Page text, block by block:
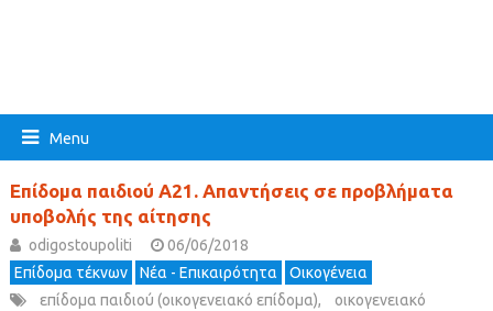
Menu
Επίδομα παιδιού Α21. Απαντήσεις σε προβλήματα
υποβολής της αίτησης
odigostoupoliti
06/06/2018
Επίδομα τέκνων
Νέα - Επικαιρότητα
Οικογένεια
επίδομα παιδιού (οικογενειακό επίδομα),
οικογενειακό